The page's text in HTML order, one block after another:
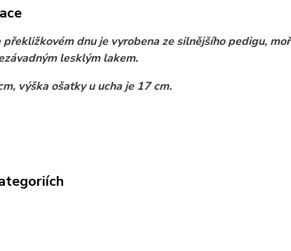
překližkovém dnu je vyrobena ze silnějšího pedigu,
lesklým lakem.
výška ošatky u ucha je 17 cm.